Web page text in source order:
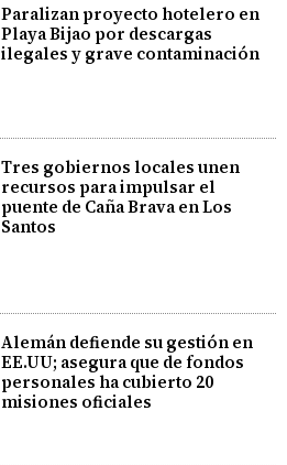
Paralizan proyecto hotelero en
Playa Bijao por descargas
ilegales y grave contaminación
Tres gobiernos locales unen
recursos para impulsar el
puente de Caña Brava en Los
Santos
Alemán defiende su gestión en
EE.UU; asegura que de fondos
personales ha cubierto 20
misiones oficiales